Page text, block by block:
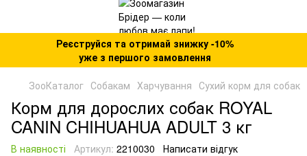
Реєструйся та отримай знижку -10%
уже з першого замовлення
ЗооКаталог Собакам Харчування Сухий корм для собак
Корм для дорослих собак ROYAL
CANIN CHIHUAHUA ADULT 3 кг
В наявності Артикул: 2210030 Написати відгук